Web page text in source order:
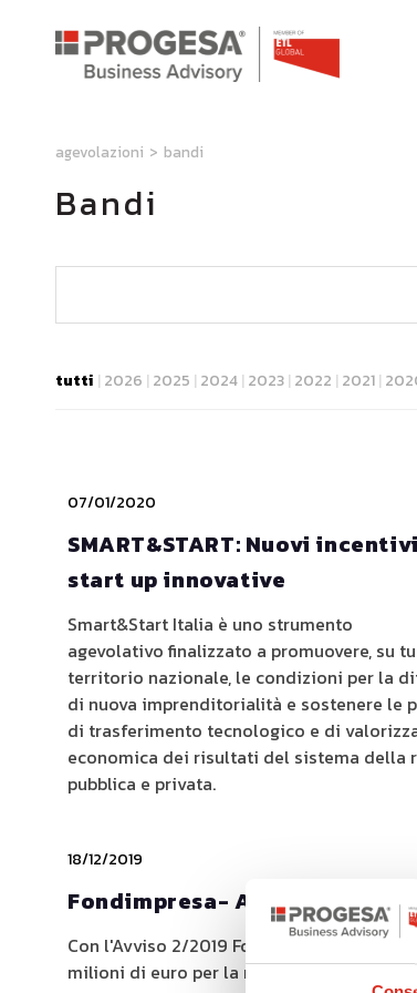
agevolazioni > bandi
Bandi
tutti | 2026 | 2025 | 2024| 2023| 2022 | 2021|
07/01/2020
SMART&START: Nuovi
start up innovative
Smart&Start Italia è uno strumento
agevolativo finalizzato a promuovere, su
territorio nazionale, le condizioni per la
di nuova imprenditorialità e sostenere le
di trasferimento tecnologico e di
economica dei risultati del sistema della
pubblica e privata.
18/12/2019
Fondimpresa- Avviso 2/2019
Con l'Avviso 2/2019 Fondimpresa ha
milioni di euro per la realizzazione di